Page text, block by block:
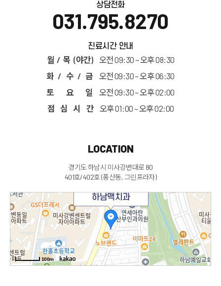
상담전화
031.795.8270
진료시간 안내
월 / 목 (야간)
오전 09:30 ~ 오후 08:30
화 / 수 / 금
오전 09:30 ~ 오후 06:30
토 요 일
오전 09:30 ~ 오후 02:00
점 심 시 간
오후 01:00 ~ 오후 02:00
LOCATION
경기도 하남시 미사강변대로 80
401호/402호 (풍산동, 그린프라자)
하남맥치과
100m